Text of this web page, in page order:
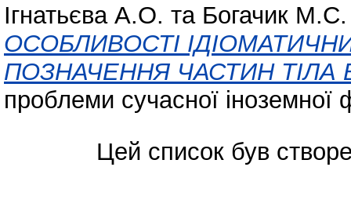
Ігнатьєва А.О. та Богачик М.С.
ОСОБЛИВОСТІ
ПОЗНАЧЕННЯ ЧАСТИН ТІЛА
проблеми сучасної іноземної
Цей список був